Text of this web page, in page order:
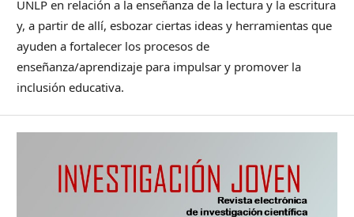
UNLP en relación a la enseñanza de la lectura y la escritura
y, a partir de allí, esbozar ciertas ideas y herramientas que
ayuden a fortalecer los procesos de
enseñanza/aprendizaje para impulsar y promover la
inclusión educativa.